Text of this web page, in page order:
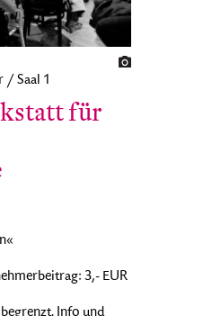
/ Saal 1
für
3,- EUR